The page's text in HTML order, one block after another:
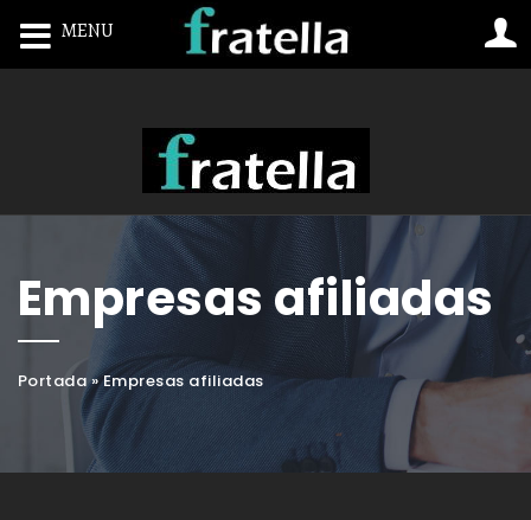
Empresas afiliadas
Portada»Empresas afiliadas
MENU